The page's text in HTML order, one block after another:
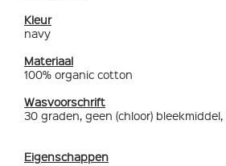
Kleur
navy
Materiaal
100% organic cotton
Wasvoorschrift
30 graden, geen (chloor)
Eigenschappen